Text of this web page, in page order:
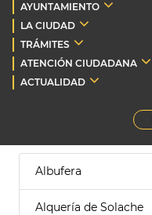
AYUNTAMIENTO
LA CIUDAD
TRÁMITES
ATENCIÓN CIUDADANA
ACTUALIDAD
Albufera
Alquería de Solache